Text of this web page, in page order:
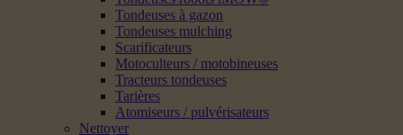
Tondeuses à gazon
Tondeuses mulching
Scarificateurs
Motoculteurs / motobineuses
Tracteurs tondeuses
Tarières
Atomiseurs / pulvérisateurs
Nettoyer